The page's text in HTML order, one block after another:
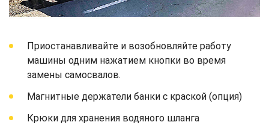
Приостанавливайте и возобновляйте работу
машины одним нажатием кнопки во время
замены самосвалов.
Магнитные держатели банки с краской (опция)
Крюки для хранения водяного шланга